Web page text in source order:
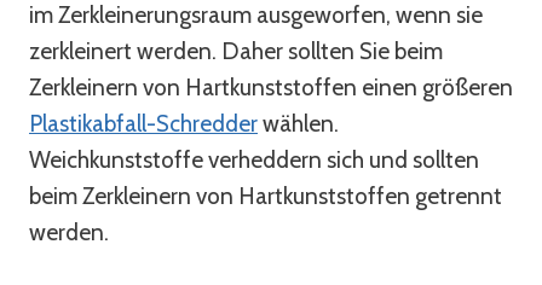
im Zerkleinerungsraum ausgeworfen, wenn sie
zerkleinert werden. Daher sollten Sie beim
Zerkleinern von Hartkunststoffen einen größeren
Plastikabfall-Schredderwählen.
Weichkunststoffe verheddern sich und sollten
beim Zerkleinern von Hartkunststoffen getrennt
werden.